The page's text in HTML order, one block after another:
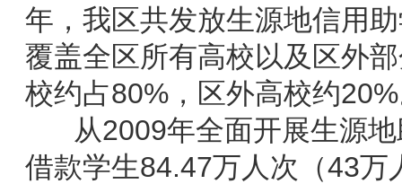
年，我区共发放生源地信用
覆盖全区所有高校以及区外
校约占80%，区外高校约
从2009年全面开展生源地
借款学生84.47万人次（43